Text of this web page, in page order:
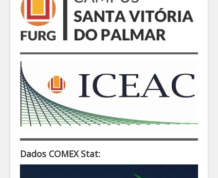
Dados COMEX Stat: